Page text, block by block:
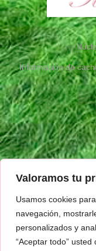
Valoramos tu
Usamos cookies
navegación,
personalizados y
“Aceptar todo”
Información de